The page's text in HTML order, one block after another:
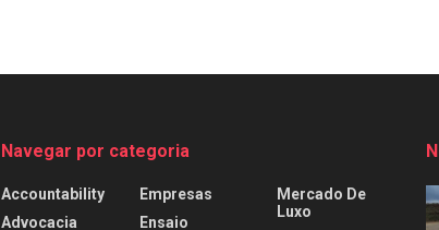
Navegar por categoria
Accountability
Advocacia
Empresas
Ensaio
Mercado De
Luxo